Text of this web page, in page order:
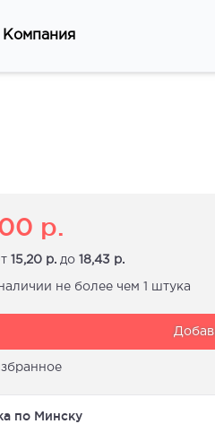
Компания
р.
15,20 р.до 18,43 р.
не более чем 1 штука
по Минску